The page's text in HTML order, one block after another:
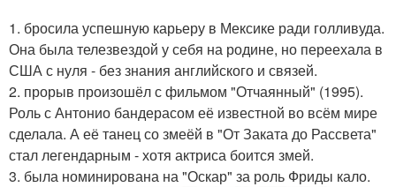
1. бросила успешную карьеру в Мексике ради голливуда.
Она была телезвездой у себя на родине, но переехала в
США с нуля - без знания английского и связей.
2. прорыв произошёл с фильмом "Отчаянный" (1995).
Роль с Антонио бандерасом её известной во всём мире
сделала. А её танец со змеёй в "От Заката до Рассвета"
стал легендарным - хотя актриса боится змей.
3. была номинирована на "Оскар" за роль Фриды кало.